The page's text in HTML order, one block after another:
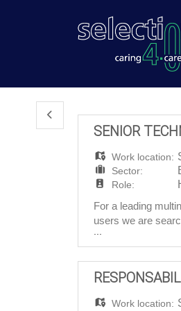
SENIOR
Work location:
Sector:
Role:
For a leading
users we are
exceptional talent
Work location: